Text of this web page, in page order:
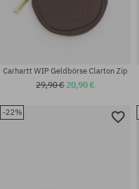
Carhartt WIP Geldbörse Clarton Zip
29,90 € 20,90 €
-22%